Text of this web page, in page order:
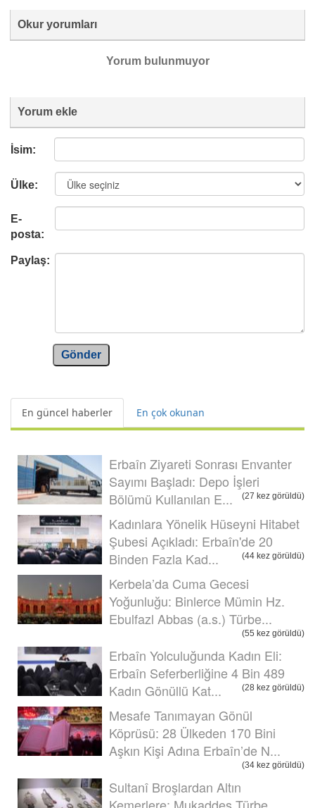
Okur yorumları
Yorum bulunmuyor
Yorum ekle
İsim:
Ülke:
E-
posta:
Paylaş:
Gönder
En güncel haberler En çok okunan
Erbaîn Ziyareti Sonrası Envanter
Sayımı Başladı: Depo İşleri
Bölümü Kullanılan E...
(27 kez görüldü)
Kadınlara Yönelik Hüseyni Hitabet
Şubesi Açıkladı: Erbaîn'de 20
Binden Fazla Kad...
(44 kez görüldü)
Kerbela’da Cuma Gecesi
Yoğunluğu: Binlerce Mümin Hz.
Ebulfazl Abbas (a.s.) Türbe...
(55 kez görüldü)
Erbaîn Yolculuğunda Kadın Eli:
Erbaîn Seferberliğine 4 Bin 489
Kadın Gönüllü Kat...
(28 kez görüldü)
Mesafe Tanımayan Gönül
Köprüsü: 28 Ülkeden 170 Bini
Aşkın Kişi Adına Erbaîn’de N...
(34 kez görüldü)
Sultanî Broşlardan Altın
Kemerlere: Mukaddes Türbe